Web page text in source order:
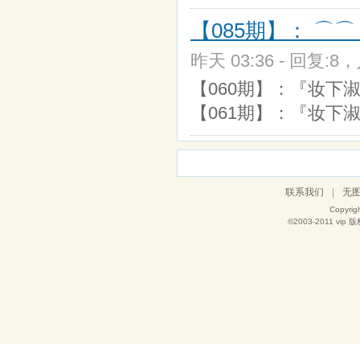
【085期】：
昨天 03:36 - 回复:8
【060期】：『妆下
【061期】：『妆下
联系我们 无
©2003-2011 vip 版